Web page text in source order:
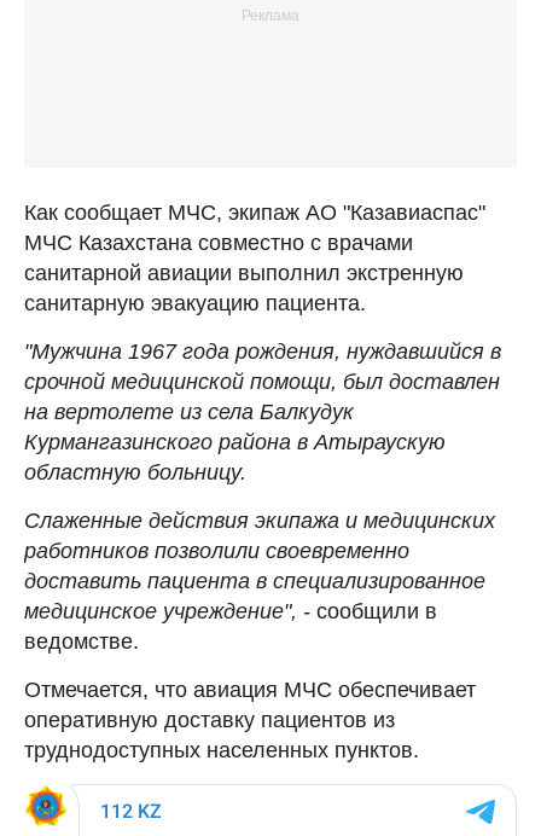
Как сообщает МЧС, экипаж АО "Казавиаспас"
МЧС Казахстана совместно с врачами
санитарной авиации выполнил экстренную
санитарную эвакуацию пациента.
"Мужчина 1967 года рождения, нуждавшийся в
срочной медицинской помощи, был доставлен
на вертолете из села Балкудук
Курмангазинского района в Атыраускую
областную больницу.
Слаженные действия экипажа и медицинских
работников позволили своевременно
доставить пациента в специализированное
медицинское учреждение", - сообщили в
ведомстве.
Отмечается, что авиация МЧС обеспечивает
оперативную доставку пациентов из
труднодоступных населенных пунктов.